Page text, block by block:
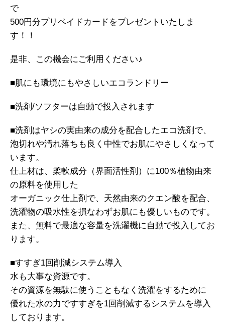
で
500円分プリペイドカードをプレゼントいたしま
す！！
是非、この機会にご利用ください♪
■肌にも環境にもやさしいエコランドリー
■洗剤/ソフターは自動で投入されます
■洗剤はヤシの実由来の成分を配合したエコ洗剤で、
泡切れや汚れ落ちも良く中性でお肌にやさしくなって
います。
仕上材は、柔軟成分（界面活性剤）に100％植物由来
の原料を使用した
オーガニック仕上剤で、天然由来のクエン酸を配合、
洗濯物の吸水性を損なわずお肌にも優しいものです。
また、無料で最適な容量を洗濯機に自動で投入してお
ります。
■すすぎ1回削減システム導入
水も大事な資源です。
その資源を無駄に使うこともなく洗濯をするために
優れた水の力ですすぎを1回削減するシステムを導入
しております。